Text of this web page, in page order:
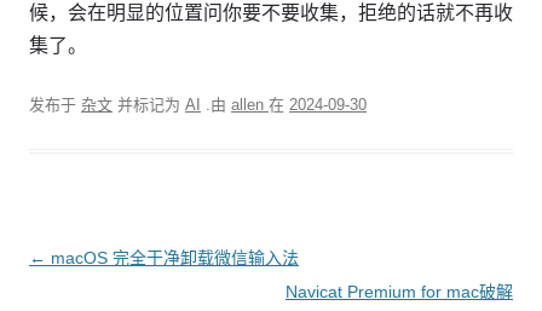
候，会在明显的位置问你要不要收集，拒绝的话就不再收
集了。
发布于 杂文 并标记为 AI .由 allen 在 2024-09-30
文
← macOS 完全干净卸载微信输入法
Navicat Premium for mac破解